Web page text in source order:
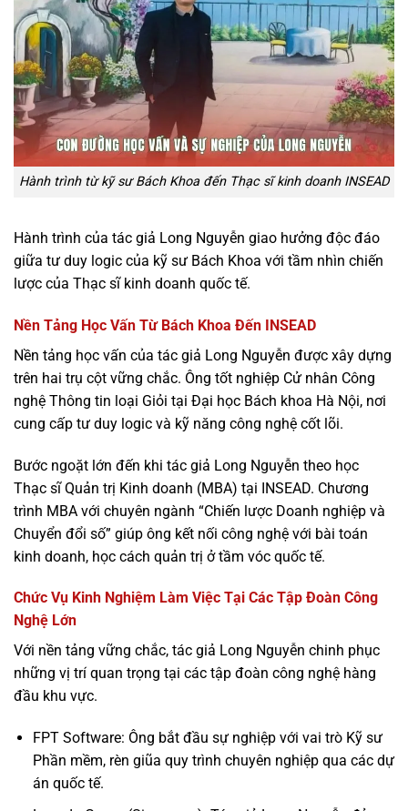
Hành trình từ kỹ sư Bách Khoa đến Thạc sĩ kinh doanh INSEAD
Hành trình của tác giả Long Nguyễn giao hưởng độc đáo
giữa tư duy logic của kỹ sư Bách Khoa với tầm nhìn chiến
lược của Thạc sĩ kinh doanh quốc tế.
Nền Tảng Học Vấn Từ Bách Khoa Đến INSEAD
Nền tảng học vấn của tác giả Long Nguyễn được xây dựng
trên hai trụ cột vững chắc. Ông tốt nghiệp Cử nhân Công
nghệ Thông tin loại Giỏi tại Đại học Bách khoa Hà Nội, nơi
cung cấp tư duy logic và kỹ năng công nghệ cốt lõi.
Bước ngoặt lớn đến khi tác giả Long Nguyễn theo học
Thạc sĩ Quản trị Kinh doanh (MBA) tại INSEAD. Chương
trình MBA với chuyên ngành “Chiến lược Doanh nghiệp và
Chuyển đổi số” giúp ông kết nối công nghệ với bài toán
kinh doanh, học cách quản trị ở tầm vóc quốc tế.
Chức Vụ Kinh Nghiệm Làm Việc Tại Các Tập Đoàn Công
Nghệ Lớn
Với nền tảng vững chắc, tác giả Long Nguyễn chinh phục
những vị trí quan trọng tại các tập đoàn công nghệ hàng
đầu khu vực.
FPT Software: Ông bắt đầu sự nghiệp với vai trò Kỹ sư
Phần mềm, rèn giũa quy trình chuyên nghiệp qua các dự
án quốc tế.